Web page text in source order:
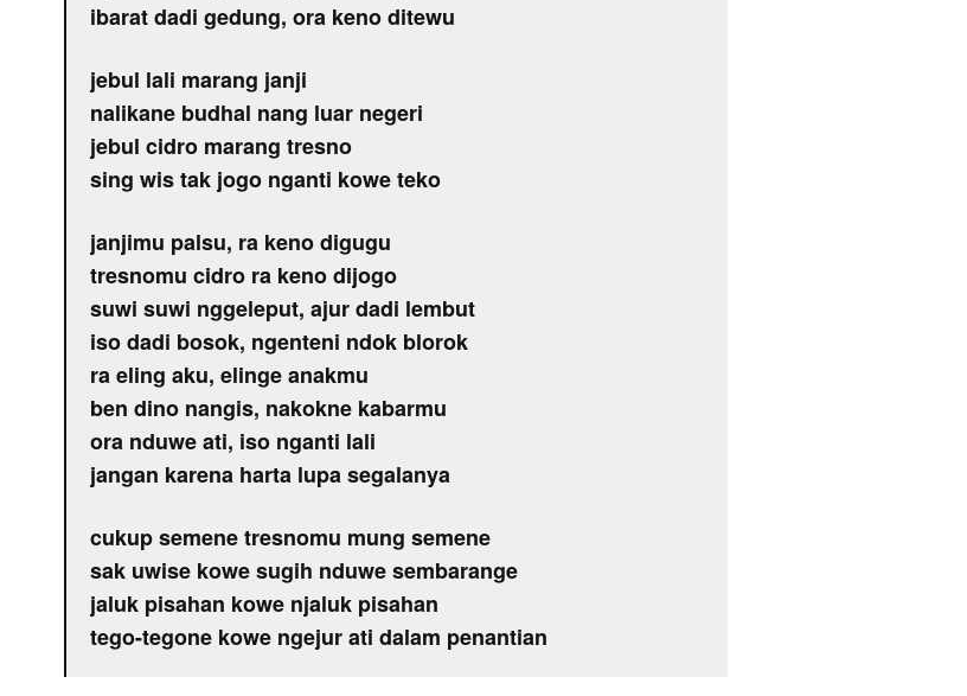
ibarat dadi gedung, ora keno ditewu
jebul lali marang janji
nalikane budhal nang luar negeri
jebul cidro marang tresno
sing wis tak jogo nganti kowe teko
janjimu palsu, ra keno digugu
tresnomu cidro ra keno dijogo
suwi suwi nggeleput, ajur dadi lembut
iso dadi bosok, ngenteni ndok blorok
ra eling aku, elinge anakmu
ben dino nangis, nakokne kabarmu
ora nduwe ati, iso nganti lali
jangan karena harta lupa segalanya
cukup semene tresnomu mung semene
sak uwise kowe sugih nduwe sembarange
jaluk pisahan kowe njaluk pisahan
tego-tegone kowe ngejur ati dalam penantian